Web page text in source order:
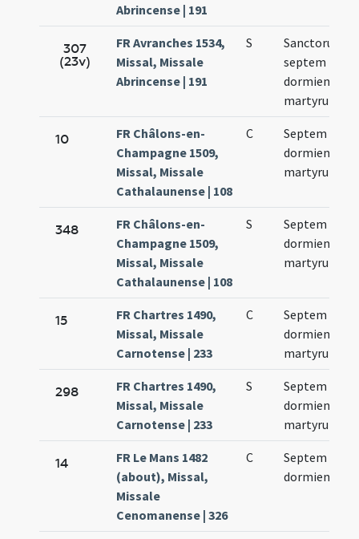
Abrincense | 191
307
(23v)
FR Avranches 1534,
Missal, Missale
Abrincense | 191
S
Sanctorum
septem
dormientium
martyrum
10
FR Châlons-en-
Champagne 1509,
Missal, Missale
Cathalaunense | 108
C
Septem
dormientium
martyrum
348
FR Châlons-en-
Champagne 1509,
Missal, Missale
Cathalaunense | 108
S
Septem
dormientium
martyrum
15
FR Chartres 1490,
Missal, Missale
Carnotense | 233
C
Septem
dormientium
martyrum
298
FR Chartres 1490,
Missal, Missale
Carnotense | 233
S
Septem
dormientium
martyrum
14
FR Le Mans 1482
(about), Missal,
Missale
Cenomanense | 326
C
Septem
dormientium